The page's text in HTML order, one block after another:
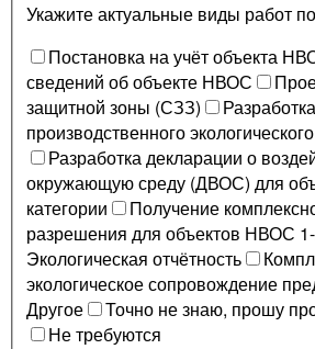
Укажите актуальные виды работ
Постановка на учёт объекта
сведений об объекте НВОС
защитной зоны (СЗЗ)
производственного
Разработка декларации о
окружающую среду (ДВОС) для
категории
Получение
разрешения для объектов НВОС 1-
Экологическая отчётность
экологическое сопровождение
Другое
Точно не знаю, прошу
Не требуются